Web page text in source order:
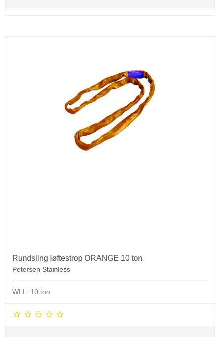
Rundsling løftestrop ORANGE 10 ton
Petersen Stainless
WLL: 10 ton